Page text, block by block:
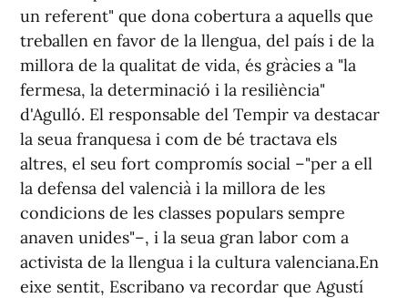
un referent" que dona cobertura a aquells que
treballen en favor de la llengua, del país i de la
millora de la qualitat de vida, és gràcies a "la
fermesa, la determinació i la resiliència"
d'Agulló. El responsable del Tempir va destacar
la seua franquesa i com de bé tractava els
altres, el seu fort compromís social –"per a ell
la defensa del valencià i la millora de les
condicions de les classes populars sempre
anaven unides"–, i la seua gran labor com a
activista de la llengua i la cultura valenciana.En
eixe sentit, Escribano va recordar que Agustí